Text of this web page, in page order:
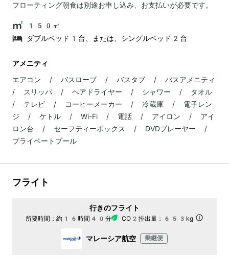
フローティング朝食は別途お申し込み、お支払いが必要です。
150㎡
ダブルベッド1台、または、シングルベッド2台
アメニティ
エアコン / バスローブ / バスタブ / バスアメニティ
/ スリッパ / ヘアドライヤー / シャワー / タオル
/ テレビ / コーヒーメーカー / 冷蔵庫 / 電子レン
ジ / ケトル / Wi-Fi / 電話 / アイロン / アイ
ロン台 / セーフティーボックス / DVDプレーヤー /
プライベートプール
フライト
行きのフライト
所要時間： 約16時間40分 CO2排出量： 653kg
マレーシア航空 乗継便